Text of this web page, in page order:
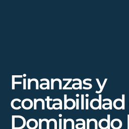
Finanzas y
Dominando